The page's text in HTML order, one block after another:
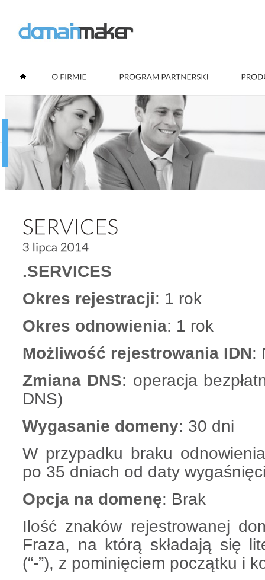
.SERVICES
Okres rejestracji: 1 rok
Okres odnowienia: 1 rok
Możliwość rejestrowania IDN:
Zmiana DNS: operacja
DNS)
Wygasanie domeny: 30 dni
W przypadku braku
po 35 dniach od daty
Opcja na domenę: Brak
Ilość znaków rejestrowanej
Fraza, na którą składają się
(“-”), z pominięciem początku i